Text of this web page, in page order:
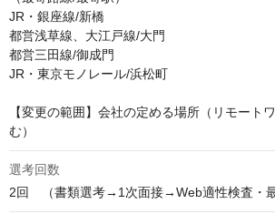
JR・銀座線/新橋
都営浅草線、大江戸線/大門
都営三田線/御成門
JR・東京モノレール/浜松町
【変更の範囲】会社の定める場所（リモート
む）
選考回数
2回　（書類選考→1次面接→Web適性検査・